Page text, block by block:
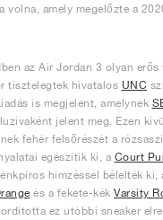
volna, amely megelőzte a
az Air Jordan 3 olyan erős
tisztelegtek hivatalos UNC
is megjelent, amelynek
jelent meg. Ezen
fehér felsőrészét a
egészítik ki, a Court
hímzéssel bélelték ki,
és a fekete-kék Varsity
ez utóbbi sneaker